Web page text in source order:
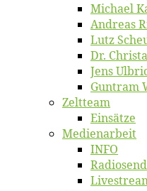
Mi­cha­el
An­dre­as
Lutz
Dr.
Jens
Gun­tram
Zelt­team
Ein­sät­ze
Me­di­en­ar­beit
INFO